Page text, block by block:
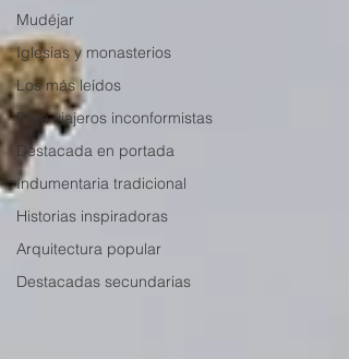
Mudéjar
Iglesias y monasterios
Los más leídos
Para viajeros inconformistas
Destacada en portada
Indumentaria tradicional
Historias inspiradoras
Arquitectura popular
Destacadas secundarias